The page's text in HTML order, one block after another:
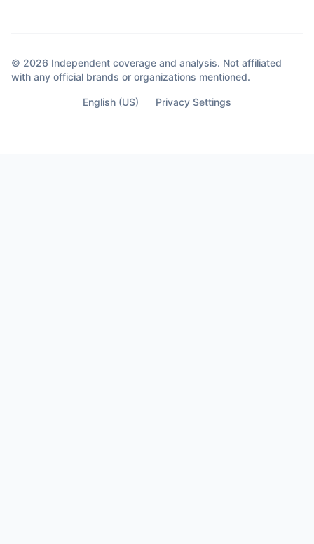
© 2026 Independent coverage and analysis. Not affiliated
with any official brands or organizations mentioned.
English (US) Privacy Settings